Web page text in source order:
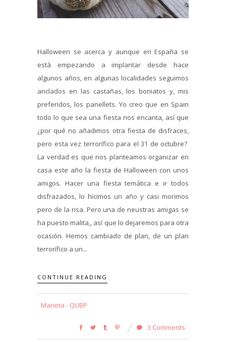
Halloween se acerca y aunque en España se
está empezando a implantar desde hace
algunos años, en algunas localidades seguimos
anclados en las castañas, los boniatos y, mis
preferidos, los panellets. Yo creo que en Spain
todo lo que sea una fiesta nos encanta, así que
¿por qué no añadimos otra fiesta de disfraces,
pero esta vez terrorífico para el 31 de octubre?
La verdad es que nos planteamos organizar en
casa este año la fiesta de Halloween con unos
amigos. Hacer una fiesta temática e ir todos
disfrazados, lo hicimos un año y casi morimos
pero de la risa. Pero una de neustras amigas se
ha puesto malita,, así que lo dejaremos para otra
ocasión. Hemos cambiado de plan, de un plan
terrorífico a un...
CONTINUE READING
Marieta - QUBP
3 Comments